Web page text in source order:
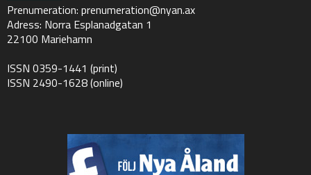
Prenumeration: prenumeration@nyan.ax
Adress: Norra Esplanadgatan 1
22100 Mariehamn
ISSN 0359-1441 (print)
ISSN 2490-1628 (online)